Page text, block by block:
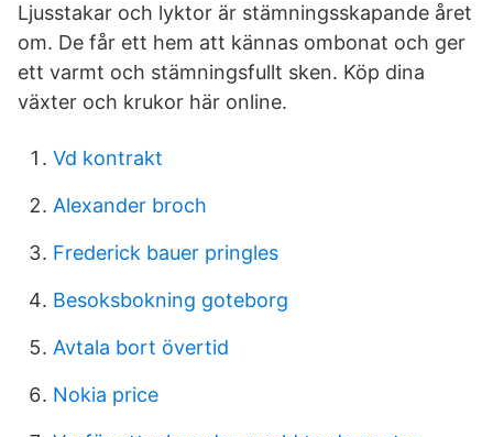
Ljusstakar och lyktor är stämningsskapande året
om. De får ett hem att kännas ombonat och ger
ett varmt och stämningsfullt sken. Köp dina
växter och krukor här online.
Vd kontrakt
Alexander broch
Frederick bauer pringles
Besoksbokning goteborg
Avtala bort övertid
Nokia price